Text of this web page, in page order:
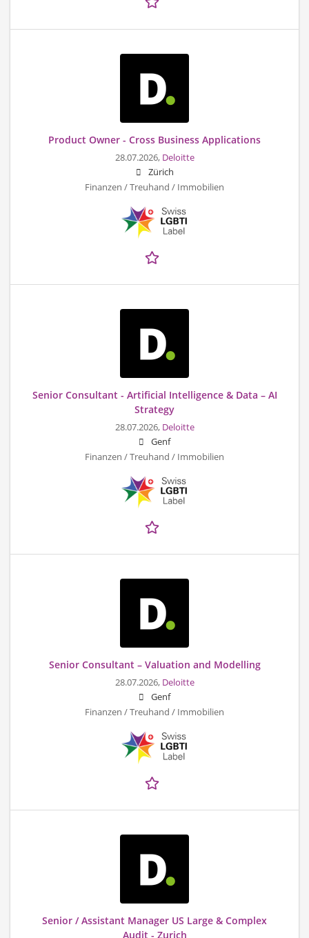
Product Owner - Cross Business Applications
28.07.2026, Deloitte
Zürich
Finanzen / Treuhand / Immobilien
Senior Consultant - Artificial Intelligence & Data – AI
Strategy
28.07.2026, Deloitte
Genf
Finanzen / Treuhand / Immobilien
Senior Consultant – Valuation and Modelling
28.07.2026, Deloitte
Genf
Finanzen / Treuhand / Immobilien
Senior / Assistant Manager US Large & Complex
Audit - Zurich